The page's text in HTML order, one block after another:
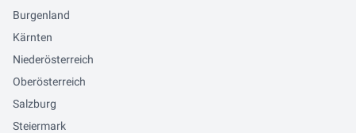
Burgenland
Kärnten
Niederösterreich
Oberösterreich
Salzburg
Steiermark